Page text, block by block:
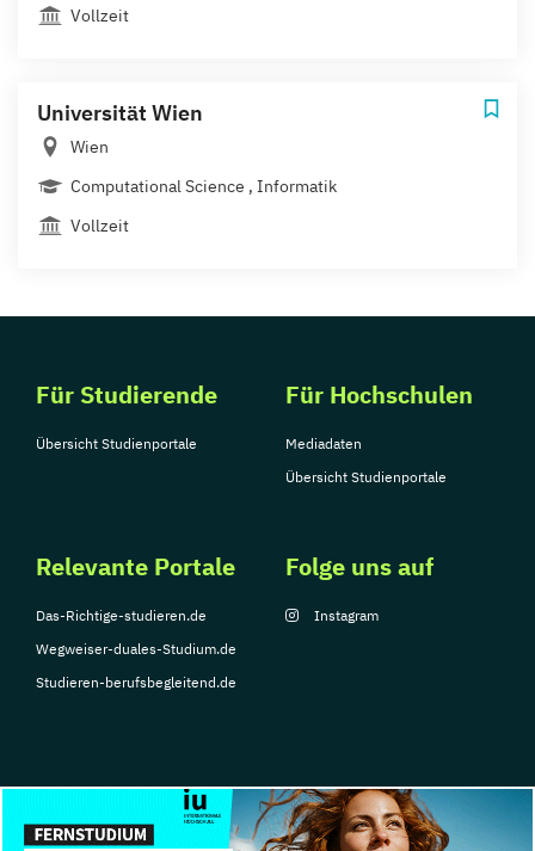
Vollzeit
Universität Wien
Wien
Computational Science , Informatik
Vollzeit
Für Studierende
Übersicht Studienportale
Für Hochschulen
Mediadaten
Übersicht Studienportale
Relevante Portale
Das-Richtige-studieren.de
Wegweiser-duales-Studium.de
Studieren-berufsbegleitend.de
Folge uns auf
Instagram
© Copyright 2026, TarGroup Media GmbH